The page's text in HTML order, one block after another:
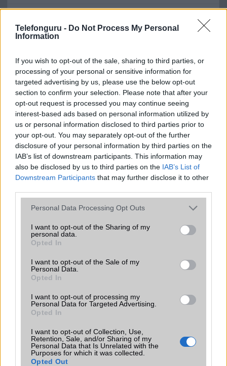
Telefonguru - Do Not Process My Personal
Information
If you wish to opt-out of the sale, sharing to third parties, or
processing of your personal or sensitive information for
targeted advertising by us, please use the below opt-out
section to confirm your selection. Please note that after your
opt-out request is processed you may continue seeing
interest-based ads based on personal information utilized by
us or personal information disclosed to third parties prior to
your opt-out. You may separately opt-out of the further
disclosure of your personal information by third parties on the
IAB’s list of downstream participants. This information may
also be disclosed by us to third parties on the IAB’s List of
Downstream Participants that may further disclose it to other
Please note that this website/app uses one or more Google
not limited to your visit or usage behaviour. You may click to
grant or deny consent to Google and its third-party tags to
use your data for below specified purposes in below Google
consent section.
Personal Data Processing Opt Outs
I want to opt-out of the Sharing of my
personal data.
Opted In
I want to opt-out of the Sale of my
Personal Data.
Opted In
I want to opt-out of processing my
Personal Data for Targeted Advertising.
Opted In
I want to opt-out of Collection, Use,
Retention, Sale, and/or Sharing of my
Personal Data that Is Unrelated with the
Purposes for which it was collected.
Opted Out
Összes márka
Mennyibe kerül
Keressen a telefonboltok ajánlatai között!
TELEFONOK GYORSLISTA
Márka :
HÍRLEVÉL
Feliratkozás a Telefonguru ingyenes hírlevelére